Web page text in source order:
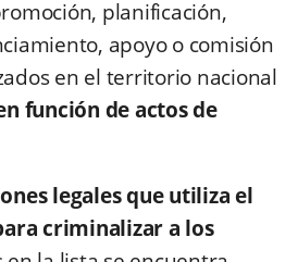
planificación,
apoyo o comisión
en el territorio nacional
función de actos de
legales que utiliza el
criminalizar a los